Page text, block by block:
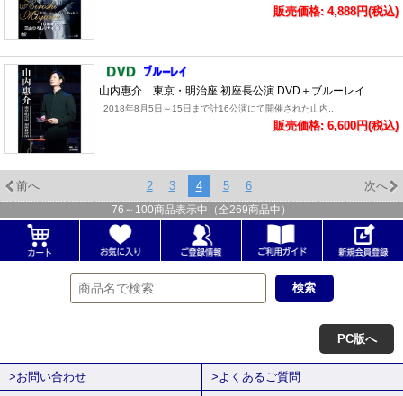
販売価格: 4,888円(税込)
山内惠介 東京・明治座 初座長公演 DVD＋ブルーレイ
2018年8月5日～15日まで計16公演にて開催された山内..
販売価格: 6,600円(税込)
前へ 2 3 4 5 6 次へ
76 ～ 100商品表示中（全269商品中）
PC版へ
>お問い合わせ >よくあるご質問